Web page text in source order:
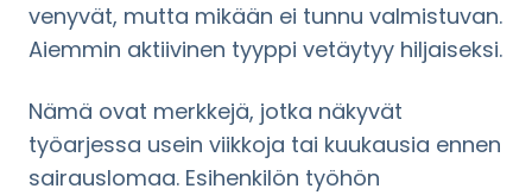
venyvät, mutta mikään ei tunnu valmistuvan.
Aiemmin aktiivinen tyyppi vetäytyy hiljaiseksi.
Nämä ovat merkkejä, jotka näkyvät
työarjessa usein viikkoja tai kuukausia ennen
sairauslomaa. Esihenkilön työhön